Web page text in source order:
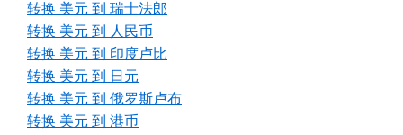
转换 美元 到 瑞士法郎
转换 美元 到 人民币
转换 美元 到 印度卢比
转换 美元 到 日元
转换 美元 到 俄罗斯卢布
转换 美元 到 港币